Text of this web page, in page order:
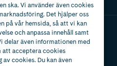
ska. Vi använder även cookies
Det hjälper oss
på vår hemsida, så att vi kan
och anpassa innehåll samt
delar även informationen med
att acceptera cookies
cookies. Du kan även